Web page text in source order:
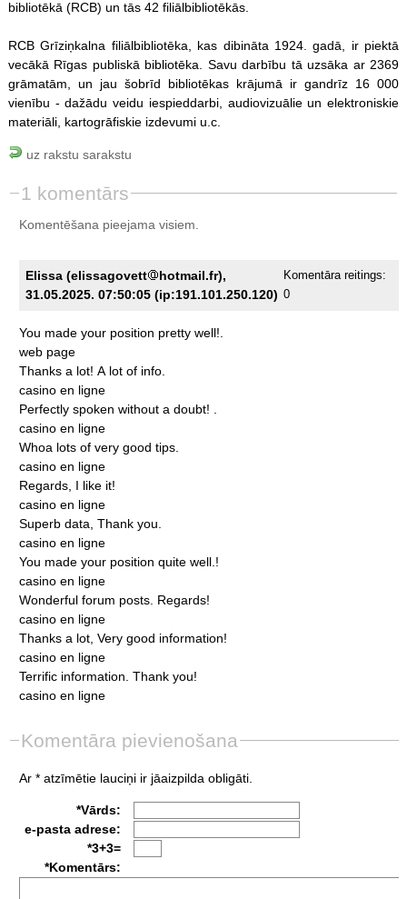
bibliotēkā (RCB) un tās 42 filiālbibliotēkās.
RCB Grīziņkalna filiālbibliotēka, kas dibināta 1924. gadā, ir piektā
vecākā Rīgas publiskā bibliotēka. Savu darbību tā uzsāka ar 2369
grāmatām, un jau šobrīd bibliotēkas krājumā ir gandrīz 16 000
vienību - dažādu veidu iespieddarbi, audiovizuālie un elektroniskie
materiāli, kartogrāfiskie izdevumi u.c.
uz rakstu sarakstu
1 komentārs
Komentēšana pieejama visiem.
Elissa (elissagovett
hotmail.fr),
31.05.2025. 07:50:05 (ip:191.101.250.120)
Komentāra reitings:
0
You made your position pretty well!.
web page
Thanks a lot! A lot of info.
casino en ligne
Perfectly spoken without a doubt!
casino en ligne
Whoa lots of very good tips.
casino en ligne
Regards, I like it!
casino en ligne
Superb data, Thank you.
casino en ligne
You made your position quite well.!
casino en ligne
Wonderful forum posts. Regards!
casino en ligne
Thanks a lot, Very good information!
casino en ligne
Terrific information. Thank you!
casino en ligne
Komentāra pievienošana
Ar * atzīmētie lauciņi ir jāaizpilda obligāti.
*Vārds:
e-pasta adrese:
*3+3=
*Komentārs: